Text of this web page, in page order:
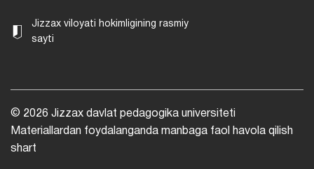
Jizzax viloyati hokimligining rasmiy
sayti
© 2026 Jizzax davlat pedagogika universiteti
Materiallardan foydalanganda manbaga faol havola qilish
shart